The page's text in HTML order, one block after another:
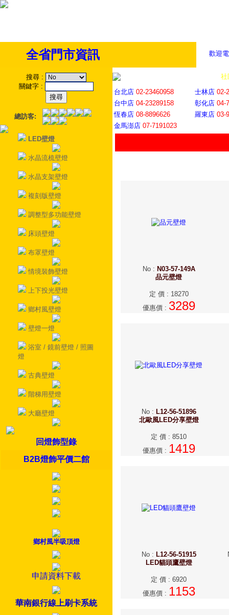
歡迎
全省門市資訊
搜尋 :
關鍵字 :
總訪客:
LED壁燈
水晶流梳壁燈
水晶支架壁燈
複刻版壁燈
調整型多功能壁燈
床頭壁燈
布罩壁燈
情境裝飾壁燈
上下投光壁燈
鄉村風壁燈
壁燈一燈
浴室 / 鏡前壁燈 / 照圖
燈
古典壁燈
階梯用壁燈
大廳壁燈
回燈飾型錄
B2B燈飾平價二館
鄉村風半吸頂燈
申請資料下載
華南銀行線上刷卡系統
社
台北店 02-23460958 士林店 02-
台中店 04-23289158 彰化店 04-
恆春店 08-8896626 羅東店 03-
金馬澎店 07-7191023
No: N03-57-149A
品元壁燈
定 價: 18270
優惠價: 3289
No: L12-56-51896
北歐風LED分享壁燈
定 價 : 8510
優惠價: 1419
No: L12-56-51915
LED貓頭鷹壁燈
定 價 : 6920
優惠價: 1153